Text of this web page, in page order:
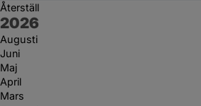
Återställ
År:
2026
Augusti
Juni
Maj
April
Mars